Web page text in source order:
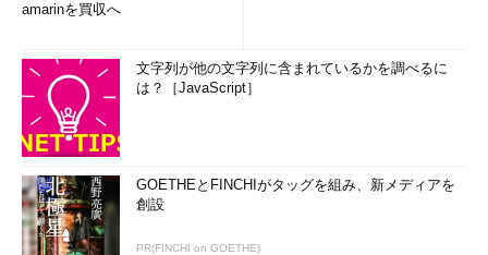
amarinを買収へ
文字列が他の文字列に含まれているかを調べるに
は？［JavaScript］
GOETHEとFINCHIがタッグを組み、新メディアを
創設
PR(FINCHI on GOETHE)